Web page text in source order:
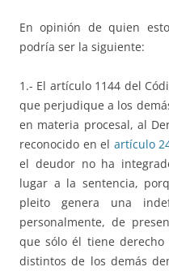
En opinión de quien
podría ser la siguiente:
1.- El artículo 1144 del
que perjudique a los
en materia procesal, al
reconocido en el artículo
el deudor no ha
lugar a la sentencia,
pleito genera una
personalmente, de
que sólo él tiene
distintos de los demás